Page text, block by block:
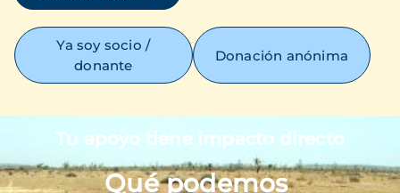
Ya soy socio /
donante
Donación anónima
Tu apoyo tiene impacto directo
Qué podemos